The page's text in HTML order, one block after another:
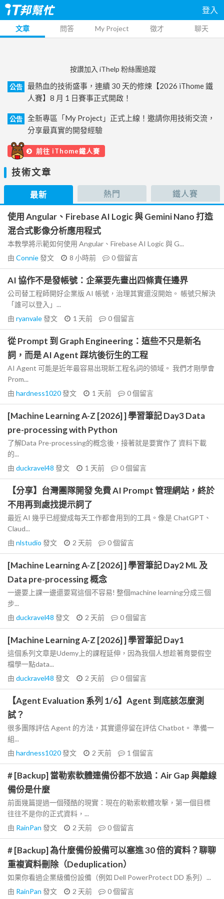
登入
文章 問答 My Project 徵才 聊天
按讚加入 iThelp 粉絲團追蹤
公告
最熱血的技術盛事，連續 30 天的修煉【2026 iThome 鐵
人賽】8 月 1 日賽事正式開啟！
公告
全新專區「My Project」正式上線！邀請你用技術交流，
分享最真實的開發經驗
前往 iThome鐵人賽
技術文章
最新 熱門 鐵人賽
使用 Angular、Firebase AI Logic 與 Gemini Nano 打造
混合式影像分析應用程式
本教學將示範如何使用 Angular、Firebase AI Logic 與 G...
由 Connie發文 8 小時前 0個留言
AI 協作不是發帳號：企業要先畫出四條責任邊界
公司替工程師開好企業版 AI 帳號，治理其實還沒開始。 帳號只解決
「誰可以登入」...
由 ryanvale發文 1 天前 0個留言
從 Prompt 到 Graph Engineering：這些不只是新名
詞，而是 AI Agent 踩坑後衍生的工程
AI Agent 可能是近年最容易出現新工程名詞的領域。 我們才剛學會
Prom...
由 hardness1020發文 1 天前 0個留言
[Machine Learning A-Z [2026] ] 學習筆記 Day3 Data
pre-processing with Python
了解Data Pre-processing的概念後，接著就是要實作了 資料下載
的...
由 duckravel48 發文 1 天前 0個留言
【分享】台灣團隊開發 免費 AI Prompt 管理網站，終於
不用再到處找提示詞了
最近 AI 幾乎已經變成每天工作都會用到的工具。像是 ChatGPT、
Claud...
由 nlstudio 發文 2 天前 0個留言
[Machine Learning A-Z [2026] ] 學習筆記 Day2 ML 及
Data pre-processing 概念
一邊要上課一邊還要寫這個不容易! 整個machine learning分成三個
步...
由 duckravel48 發文 2 天前 0個留言
[Machine Learning A-Z [2026] ] 學習筆記 Day1
這個系列文章是Udemy上的課程延伸，因為我個人想趁著育嬰假空
檔學一點data...
由 duckravel48 發文 2 天前 0個留言
【Agent Evaluation 系列 1/6】Agent 到底該怎麼測
試？
很多團隊評估 Agent 的方法，其實還停留在評估 Chatbot。 準備一
組...
由 hardness1020發文 2 天前 1 個留言
# [Backup] 當勒索軟體連備份都不放過：Air Gap 與離線
備份是什麼
前面幾篇提過一個殘酷的現實：現在的勒索軟體攻擊，第一個目標
往往不是你的正式資料，...
由 RainPan 發文 2 天前 0個留言
# [Backup] 為什麼備份設備可以塞進 30 倍的資料？聊聊
重複資料刪除（Deduplication）
如果你看過企業級備份設備（例如 Dell PowerProtect DD 系列）...
由 RainPan 發文 2 天前 0個留言